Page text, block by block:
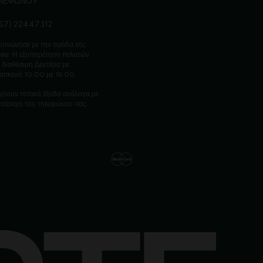
22447312
με την ομάδα της
Η εξυπηρέτηση πελατών
διαθέσιμη Δευτέρα με
10:00 με 16:00.
τοπικά έξοδα ανάλογα με
του τηλεφώνου σας.